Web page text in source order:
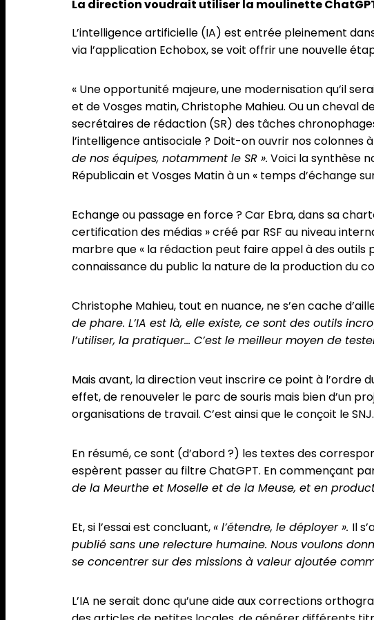
La direction voudrait utiliser la moulinette
L’intelligence artificielle (IA) est entrée pleinement
via l’application Echobox, se voit offrir une nouvelle
« Une opportunité majeure, une modernisation qu’il
et de Vosges matin, Christophe Mahieu. Ou un cheval
secrétaires de rédaction (SR) des tâches
l’intelligence antisociale ? Doit-on ouvrir nos colonnes
de nos équipes, notamment le SR ». Voici la synthèse
Républicain et Vosges Matin à un « temps d’échange sur
Echange ou passage en force ? Car Ebra, dans sa
certification des médias » créé par RSF au niveau
marbre que « la rédaction peut faire appel à des
connaissance du public la nature de la production du
Christophe Mahieu, tout en nuance, ne s’en cache
de phare. L’IA est là, elle existe, ce sont des outils
l’utiliser, la pratiquer… C’est le meilleur moyen de
Mais avant, la direction veut inscrire ce point à l’ordre
effet, de renouveler le parc de souris mais bien d’un
organisations de travail. C’est ainsi que le conçoit le SNJ.
En résumé, ce sont (d’abord ?) les textes des
espèrent passer au filtre ChatGPT. En commençant
de la Meurthe et Moselle et de la Meuse, et en
Et, si l’essai est concluant,« l’étendre, le déployer ». Il
publié sans une relecture humaine. Nous voulons
se concentrer sur des missions à valeur ajoutée
L’IA ne serait donc qu’une aide aux corrections